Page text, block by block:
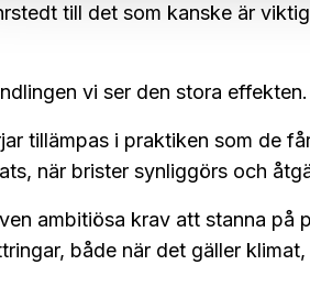
till det som kanske är
vi ser den stora
tillämpas i praktiken som de
när brister synliggörs och
ambitiösa krav att stanna
både när det gäller